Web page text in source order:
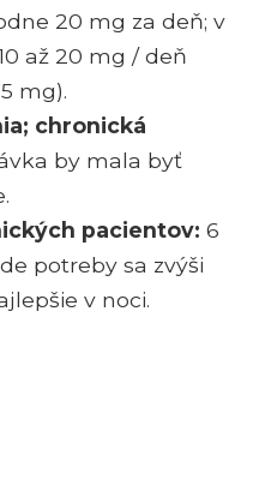
20 mg za deň; v
až 20 mg / deň
mg).
chronická
by mala byť
pacientov: 6
potreby sa zvýši
v noci.